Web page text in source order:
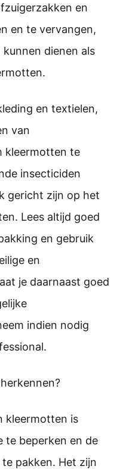
en
en te vervangen,
dienen als
en textielen,
van
kleermotten te
insecticiden
gericht zijn op het
Lees altijd goed
en gebruik
en
je daarnaast goed
indien nodig
kleermotten is
te beperken en de
pakken. Het zijn